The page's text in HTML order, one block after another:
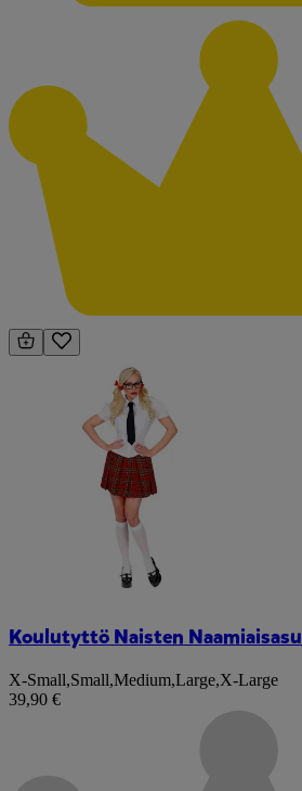
Koulutyttö Naisten Naamiaisasu
X-Small,Small,Medium,Large,X-Large
39,90 €